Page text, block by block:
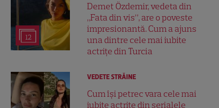
12
Demet Özdemir, vedeta din
„Fata din vis”, are o poveste
impresionantă. Cum a ajuns
una dintre cele mai iubite
actrițe din Turcia
VEDETE STRĂINE
Cum își petrec vara cele mai
iubite actrițe din serialele